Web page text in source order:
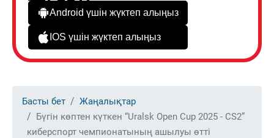
Android үшін жүктеп алыңыз
IOS үшін жүктеп алыңыз
Басты бет
Жаңалықтар
Бүгін көптен күткен “Uralsk Open Cup 2025 - CS2”
киберспорт чемпионатының ашылуы өтті